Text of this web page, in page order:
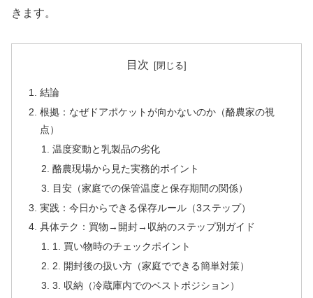
きます。
目次
結論
根拠：なぜドアポケットが向かないのか（酪農家の視
点）
温度変動と乳製品の劣化
酪農現場から見た実務的ポイント
目安（家庭での保管温度と保存期間の関係）
実践：今日からできる保存ルール（3ステップ）
具体テク：買物→開封→収納のステップ別ガイド
1. 買い物時のチェックポイント
2. 開封後の扱い方（家庭でできる簡単対策）
3. 収納（冷蔵庫内でのベストポジション）